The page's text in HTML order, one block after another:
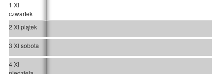
1 XI
czwartek
2 XI piątek
3 XI sobota
4 XI